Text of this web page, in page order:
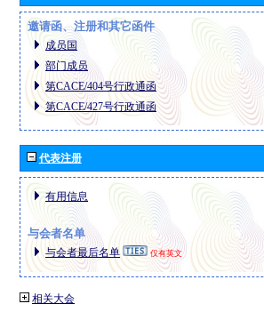
邀请函、注册和其它函件
成员国
部门成员
第CACE/404号行政通函
第CACE/427号行政通函
代表注册
有用信息
与会者名单
与会者最后名单 仅有英文
相关大会